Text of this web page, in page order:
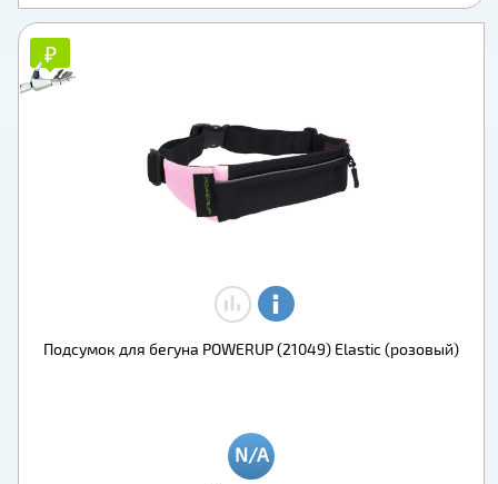
₽
₽
Подсумок для бегуна POWERUP (21049) Elastic (розовый)